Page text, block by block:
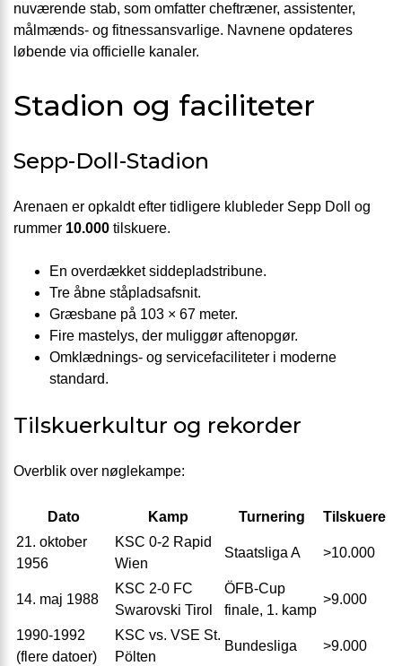
nuværende stab, som omfatter cheftræner, assistenter,
målmænds- og fitnessansvarlige. Navnene opdateres
løbende via officielle kanaler.
Stadion og faciliteter
Sepp-Doll-Stadion
Arenaen er opkaldt efter tidligere klubleder Sepp Doll og
rummer 10.000 tilskuere.
En overdækket siddepladstribune.
Tre åbne ståpladsafsnit.
Græsbane på 103 × 67 meter.
Fire mastelys, der muliggør aftenopgør.
Omklædnings- og servicefaciliteter i moderne
standard.
Tilskuerkultur og rekorder
Overblik over nøglekampe:
Dato Kamp Turnering
Tilskuere
21. oktober
1956
KSC 0-2 Rapid
Wien
Staatsliga A >10.000
14. maj 1988
KSC 2-0 FC
Swarovski Tirol
ÖFB-Cup
finale, 1. kamp
>9.000
1990-1992
(flere datoer)
KSC vs. VSE St.
Pölten
Bundesliga >9.000